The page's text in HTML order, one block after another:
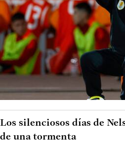
Los silenciosos días de
de una tormenta